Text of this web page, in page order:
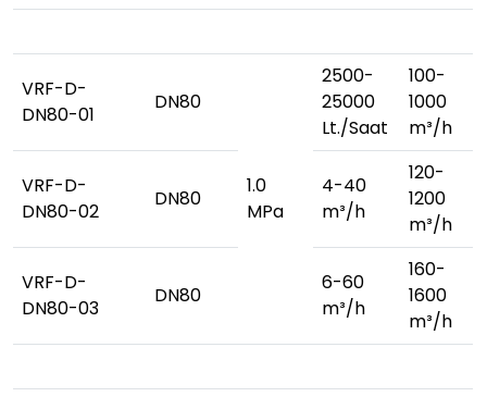
VRF-D-
DN80-01
DN80
1.0
MPa
2500-
25000
Lt./Saat
100-
1000
m³/h
VRF-D-
DN80-02
DN80
4-40
m³/h
120-
1200
m³/h
VRF-D-
DN80-03
DN80
6-60
m³/h
160-
1600
m³/h